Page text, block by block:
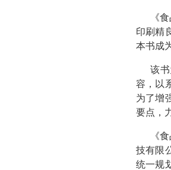
《
印刷精
本书成
该
容，以
为了增
要点，
《
技有限
统一规